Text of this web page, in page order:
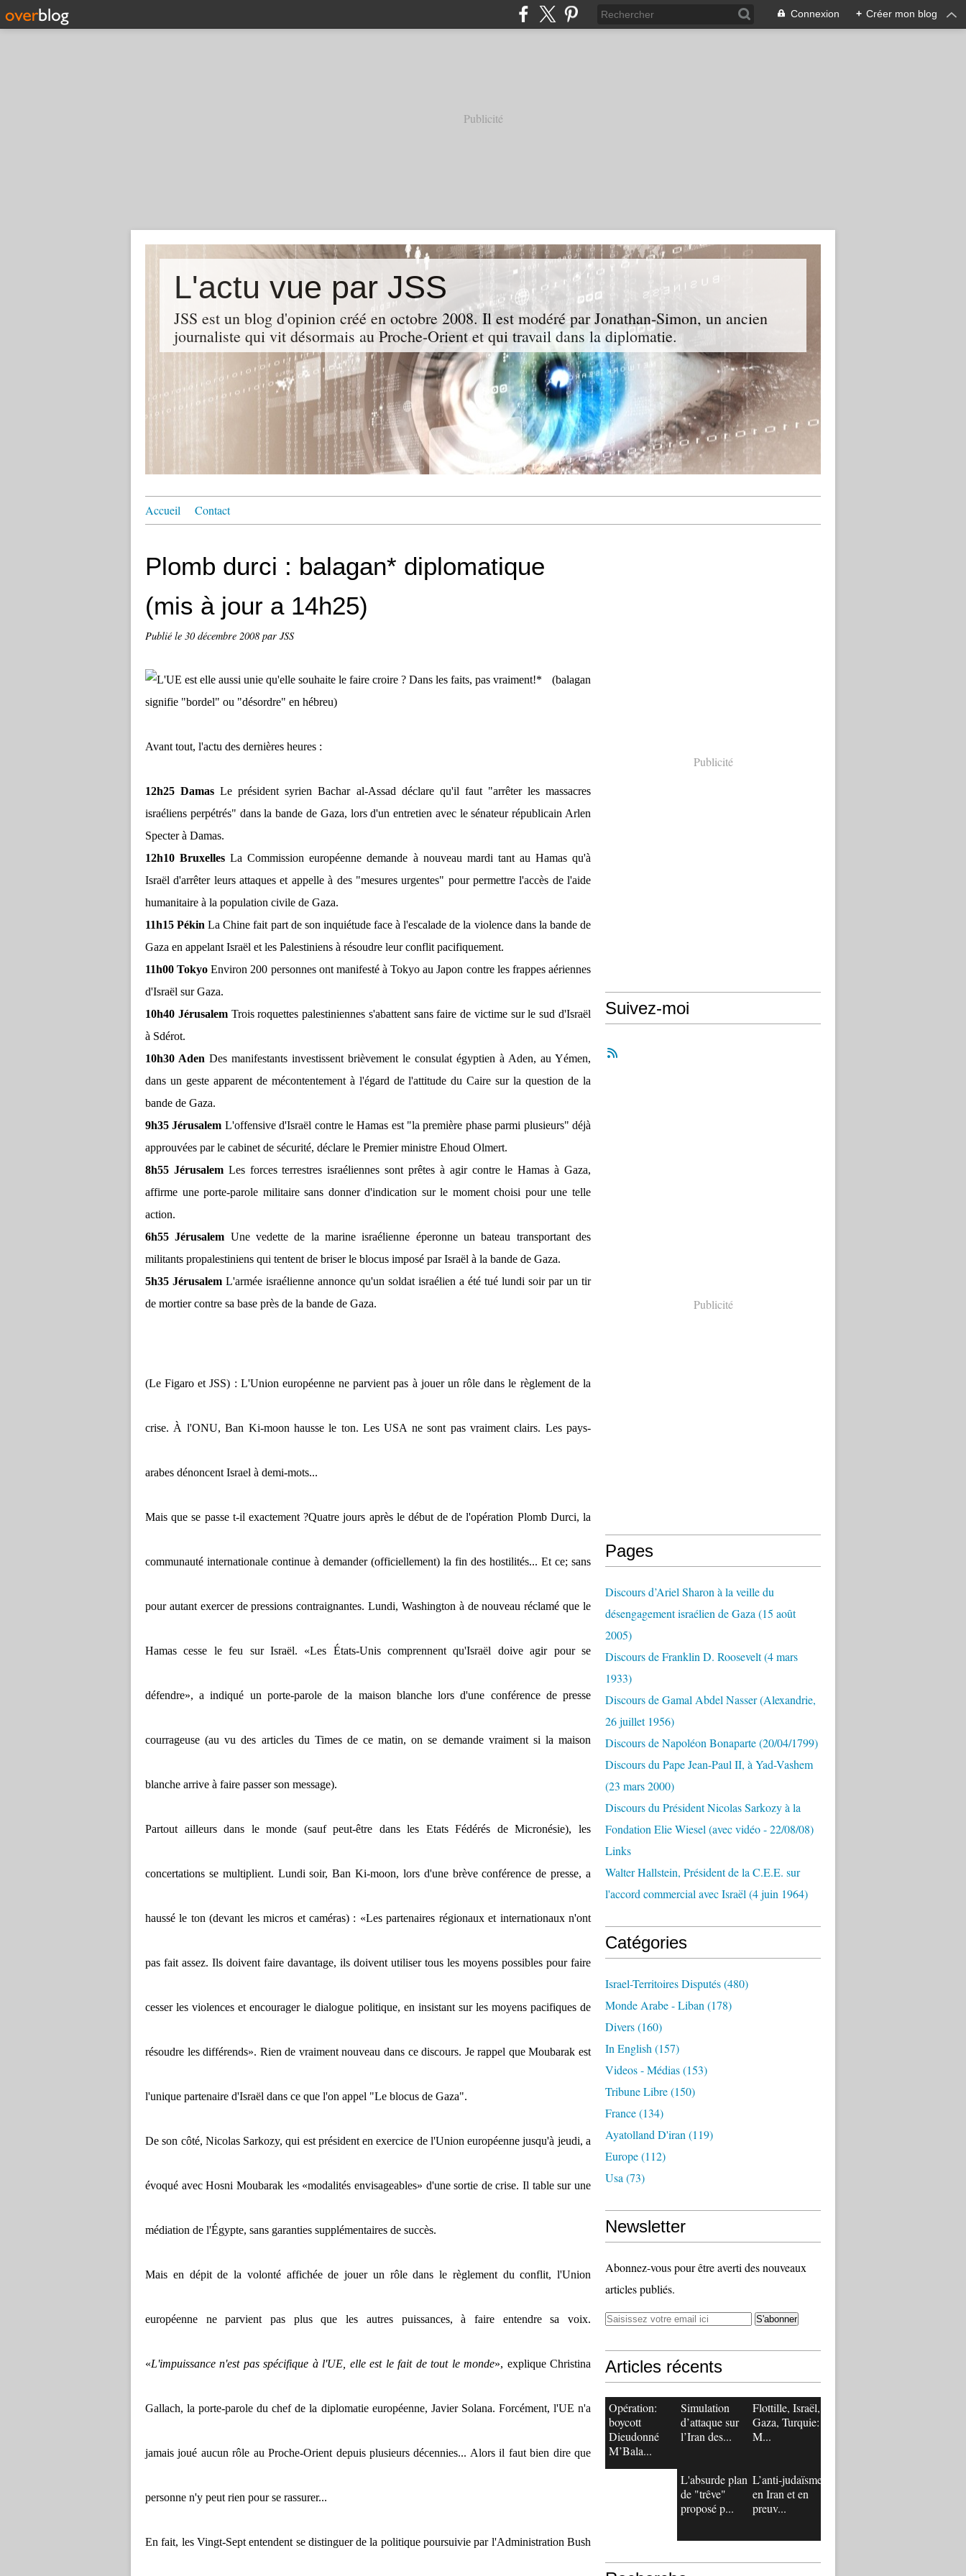
Connexion + Créer mon blog
Publicité
L'actu vue par JSS
JSS est un blog d'opinion créé en octobre 2008. Il est modéré par Jonathan-Simon, un ancien
journaliste qui vit désormais au Proche-Orient et qui travail dans la diplomatie.
Accueil Contact
Plomb durci : balagan* diplomatique
(mis à jour a 14h25)
Publié le 30 décembre 2008 par JSS
* (balagan
signifie "bordel" ou "désordre" en hébreu)
Avant tout, l'actu des dernières heures :
12h25 Damas Le président syrien Bachar al-Assad déclare qu'il faut "arrêter les massacres
israéliens perpétrés" dans la bande de Gaza, lors d'un entretien avec le sénateur républicain Arlen
Specter à Damas.
12h10 Bruxelles La Commission européenne demande à nouveau mardi tant au Hamas qu'à
Israël d'arrêter leurs attaques et appelle à des "mesures urgentes" pour permettre l'accès de l'aide
humanitaire à la population civile de Gaza.
11h15 Pékin La Chine fait part de son inquiétude face à l'escalade de la violence dans la bande de
Gaza en appelant Israël et les Palestiniens à résoudre leur conflit pacifiquement.
11h00 Tokyo Environ 200 personnes ont manifesté à Tokyo au Japon contre les frappes aériennes
d'Israël sur Gaza.
10h40 JérusalemTrois roquettes palestiniennes s'abattent sans faire de victime sur le sud d'Israël
à Sdérot.
10h30 Aden Des manifestants investissent brièvement le consulat égyptien à Aden, au Yémen,
dans un geste apparent de mécontentement à l'égard de l'attitude du Caire sur la question de la
bande de Gaza.
9h35 Jérusalem L'offensive d'Israël contre le Hamas est "la première phase parmi plusieurs" déjà
approuvées par le cabinet de sécurité, déclare le Premier ministre Ehoud Olmert.
8h55 JérusalemLes forces terrestres israéliennes sont prêtes à agir contre le Hamas à Gaza,
affirme une porte-parole militaire sans donner d'indication sur le moment choisi pour une telle
action.
6h55 Jérusalem Une vedette de la marine israélienne éperonne un bateau transportant des
militants propalestiniens qui tentent de briser le blocus imposé par Israël à la bande de Gaza.
5h35 Jérusalem L'armée israélienne annonce qu'un soldat israélien a été tué lundi soir par un tir
de mortier contre sa base près de la bande de Gaza.
(Le Figaro et JSS) : L'Union européenne ne parvient pas à jouer un rôle dans le règlement de la
crise. À l'ONU, Ban Ki-moon hausse le ton. Les USA ne sont pas vraiment clairs. Les pays-
arabes dénoncent Israel à demi-mots...
Mais que se passe t-il exactement ?Quatre jours après le début de de l'opération Plomb Durci, la
communauté internationale continue à demander (officiellement) la fin des hostilités... Et ce; sans
pour autant exercer de pressions contraignantes. Lundi, Washington à de nouveau réclamé que le
Hamas cesse le feu sur Israël. «Les États-Unis comprennent qu'Israël doive agir pour se
défendre», a indiqué un porte-parole de la maison blanche lors d'une conférence de presse
courrageuse (au vu des articles du Times de ce matin, on se demande vraiment si la maison
blanche arrive à faire passer son message).
Partout ailleurs dans le monde (sauf peut-être dans les Etats Fédérés de Micronésie), les
concertations se multiplient. Lundi soir, Ban Ki-moon, lors d'une brève conférence de presse, a
haussé le ton (devant les micros et caméras) : «Les partenaires régionaux et internationaux n'ont
pas fait assez. Ils doivent faire davantage, ils doivent utiliser tous les moyens possibles pour faire
cesser les violences et encourager le dialogue politique, en insistant sur les moyens pacifiques de
résoudre les différends». Rien de vraiment nouveau dans ce discours. Je rappel que Moubarak est
l'unique partenaire d'Israël dans ce que l'on appel "Le blocus de Gaza".
De son côté, Nicolas Sarkozy, qui est président en exercice de l'Union européenne jusqu'à jeudi, a
évoqué avec Hosni Moubarak les «modalités envisageables» d'une sortie de crise. Il table sur une
médiation de l'Égypte, sans garanties supplémentaires de succès.
Mais en dépit de la volonté affichée de jouer un rôle dans le règlement du conflit, l'Union
européenne ne parvient pas plus que les autres puissances, à faire entendre sa voix.
«L'impuissance n'est pas spécifique à l'UE, elle est le fait de tout le monde», explique Christina
Gallach, la porte-parole du chef de la diplomatie européenne, Javier Solana. Forcément, l'UE n'a
jamais joué aucun rôle au Proche-Orient depuis plusieurs décennies... Alors il faut bien dire que
personne n'y peut rien pour se rassurer...
En fait, les Vingt-Sept entendent se distinguer de la politique poursuivie par l'Administration Bush
Publicité
Suivez-moi
Publicité
Pages
Discours d’Ariel Sharon à la veille du
désengagement israélien de Gaza (15 août
2005)
Discours de Franklin D. Roosevelt (4 mars
1933)
Discours de Gamal Abdel Nasser (Alexandrie,
26 juillet 1956)
Discours de Napoléon Bonaparte (20/04/1799)
Discours du Pape Jean-Paul II, à Yad-Vashem
(23 mars 2000)
Discours du Président Nicolas Sarkozy à la
Fondation Elie Wiesel (avec vidéo - 22/08/08)
Links
Walter Hallstein, Président de la C.E.E. sur
l'accord commercial avec Israël (4 juin 1964)
Catégories
Israel-Territoires Disputés(480)
Monde Arabe - Liban (178)
Divers(160)
In English (157)
Videos - Médias(153)
Tribune Libre(150)
France(134)
Ayatolland D'iran (119)
Europe(112)
Usa (73)
Newsletter
Abonnez-vous pour être averti des nouveaux
articles publiés.
Articles récents
Opération:
boycott
Dieudonné
M’Bala...
Simulation
d’attaque sur
l’Iran des...
Flottille, Israël,
Gaza, Turquie:
M...
L'absurde plan
de "trêve"
proposé p...
L’anti-judaïsme
en Iran et en
preuv...